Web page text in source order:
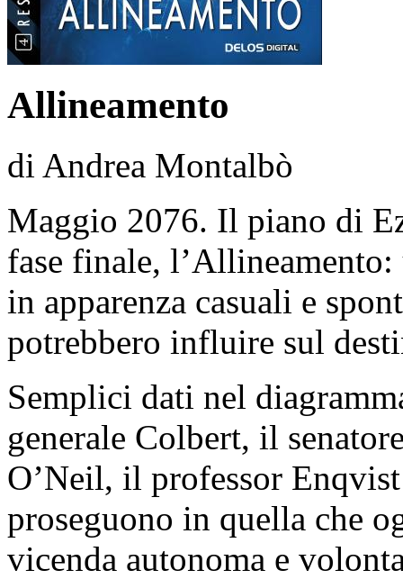
Allineamento
di Andrea Montalbò
Maggio 2076. Il piano di
fase finale,
in apparenza casuali e
potrebbero influire sul
Semplici dati nel
generale Colbert, il
O’Neil, il professor
proseguono in quella che
vicenda autonoma e